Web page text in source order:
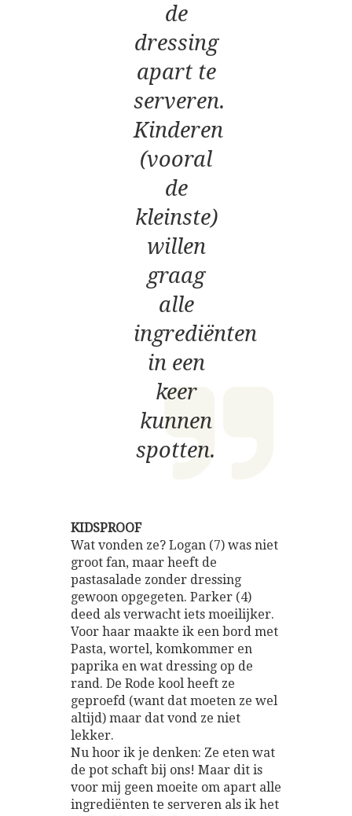
de
dressing
apart te
serveren.
Kinderen
(vooral
de
kleinste)
willen
graag
alle
ingrediënten
in een
keer
kunnen
spotten.
KIDSPROOF
Wat vonden ze? Logan (7) was niet
groot fan, maar heeft de
pastasalade zonder dressing
gewoon opgegeten. Parker (4)
deed als verwacht iets moeilijker.
Voor haar maakte ik een bord met
Pasta, wortel, komkommer en
paprika en wat dressing op de
rand. De Rode kool heeft ze
geproefd (want dat moeten ze wel
altijd) maar dat vond ze niet
lekker.
Nu hoor ik je denken: Ze eten wat
de pot schaft bij ons! Maar dit is
voor mij geen moeite om apart alle
ingrediënten te serveren als ik het